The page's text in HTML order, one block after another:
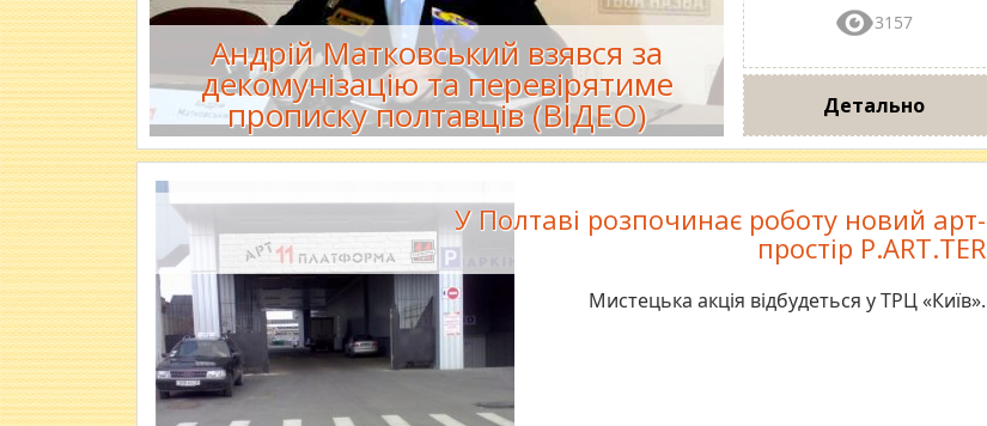
Андрій Матковський взявся за
декомунізацію та перевірятиме
прописку полтавців (ВІДЕО)
3157
Детально
У Полтаві розпочинає роботу новий арт-
простір P.ART.TER
Мистецька акція відбудеться у ТРЦ «Київ».